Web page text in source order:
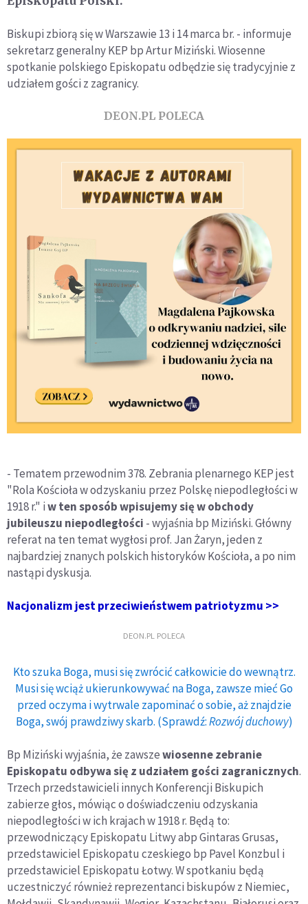
Biskupi zbiorą się w Warszawie 13 i 14 marca br. - informuje
sekretarz generalny KEP bp Artur Miziński. Wiosenne
spotkanie polskiego Episkopatu odbędzie się tradycyjnie z
udziałem gości z zagranicy.
DEON.PL POLECA
- Tematem przewodnim 378. Zebrania plenarnego KEP jest
"Rola Kościoła w odzyskaniu przez Polskę niepodległości w
1918 r." iw ten sposób wpisujemy się w obchody
jubileuszu niepodległości - wyjaśnia bp Miziński. Główny
referat na ten temat wygłosi prof. Jan Żaryn, jeden z
najbardziej znanych polskich historyków Kościoła, a po nim
nastąpi dyskusja.
Nacjonalizm jest przeciwieństwem patriotyzmu >>
DEON.PL POLECA
Kto szuka Boga, musi się zwrócić całkowicie do wewnątrz.
Musi się wciąż ukierunkowywać na Boga, zawsze mieć Go
przed oczyma i wytrwale zapominać o sobie, aż znajdzie
Boga, swój prawdziwy skarb. (Sprawdź:Rozwój duchowy)
Bp Miziński wyjaśnia, że zawszewiosenne zebranie
Episkopatu odbywa się z udziałem gości zagranicznych.
Trzech przedstawicieli innych Konferencji Biskupich
zabierze głos, mówiąc o doświadczeniu odzyskania
niepodległości w ich krajach w 1918 r. Będą to:
przewodniczący Episkopatu Litwy abp Gintaras Grusas,
przedstawiciel Episkopatu czeskiego bp Pavel Konzbul i
przedstawiciel Episkopatu Łotwy. W spotkaniu będą
uczestniczyć również reprezentanci biskupów z Niemiec,